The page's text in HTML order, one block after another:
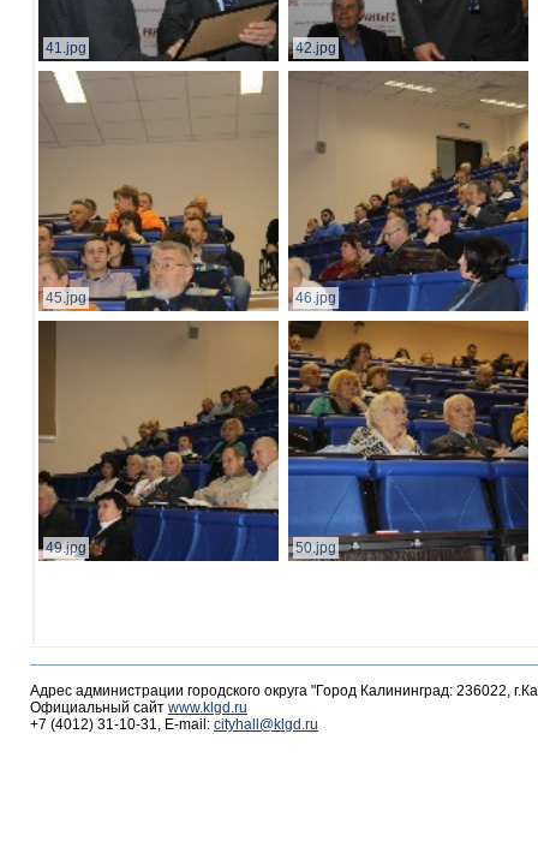
41.jpg 42.jpg
45.jpg 46.jpg
49.jpg 50.jpg
Адрес администрации городского округа "Город Калининград: 236022,
Официальный сайт www.klgd.ru
+7 (4012) 31-10-31, E-mail: cityhall@klgd.ru